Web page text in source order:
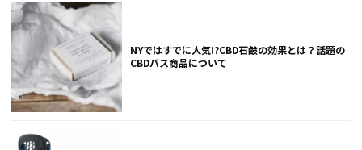
NYではすでに人気!?CBD石鹸の効果とは？話題の
CBDバス商品について